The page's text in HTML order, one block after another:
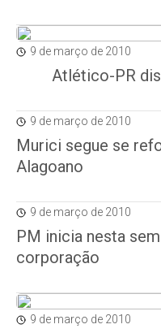
9 de março de 2010
Atlético-PR
9 de março de 2010
Murici segue se
Alagoano
9 de março de 2010
PM inicia nesta
corporação
9 de março de 2010